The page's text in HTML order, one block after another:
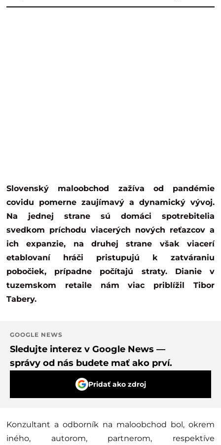
Slovenský maloobchod zažíva od pandémie
covidu pomerne zaujímavý a dynamický vývoj.
Na jednej strane sú domáci spotrebitelia
svedkom príchodu viacerých nových reťazcov a
ich expanzie, na druhej strane však viacerí
etablovaní hráči pristupujú k zatváraniu
pobočiek, prípadne počítajú straty. Dianie v
tuzemskom retaile nám viac priblížil Tibor
Tabery.
GOOGLE NEWS
Sledujte interez v Google News —
správy od nás budete mať ako prví.
Pridať ako zdroj
Konzultant a odborník na maloobchod bol, okrem
iného, autorom, partnerom, respektíve